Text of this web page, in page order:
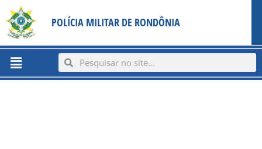
content
para
conteúdo
POLÍCIA MILITAR DE RONDÔNIA
Menu SearchSearch